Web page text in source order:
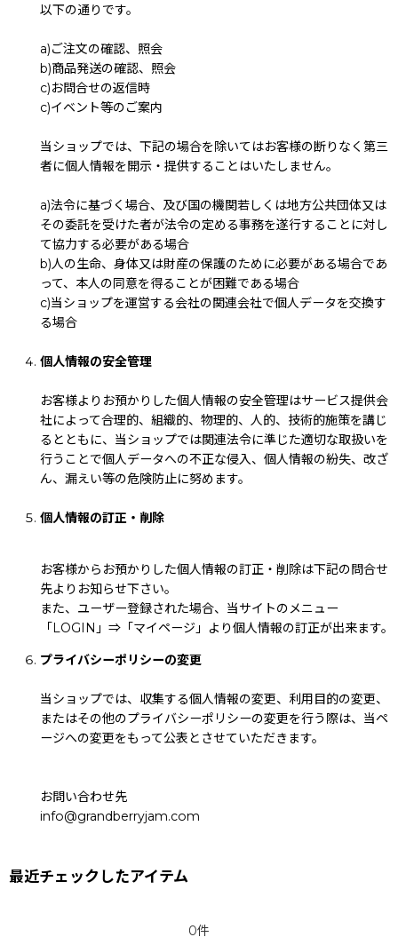
以下の通りです。
a)ご注文の確認、照会
b)商品発送の確認、照会
c)お問合せの返信時
c)イベント等のご案内
当ショップでは、下記の場合を除いてはお客様の断りなく第三
者に個人情報を開示・提供することはいたしません。
a)法令に基づく場合、及び国の機関若しくは地方公共団体又は
その委託を受けた者が法令の定める事務を遂行することに対し
て協力する必要がある場合
b)人の生命、身体又は財産の保護のために必要がある場合であ
って、本人の同意を得ることが困難である場合
c)当ショップを運営する会社の関連会社で個人データを交換す
る場合
個人情報の安全管理
お客様よりお預かりした個人情報の安全管理はサービス提供会
社によって合理的、組織的、物理的、人的、技術的施策を講じ
るとともに、当ショップでは関連法令に準じた適切な取扱いを
行うことで個人データへの不正な侵入、個人情報の紛失、改ざ
ん、漏えい等の危険防止に努めます。
個人情報の訂正・削除
お客様からお預かりした個人情報の訂正・削除は下記の問合せ
先よりお知らせ下さい。
また、ユーザー登録された場合、当サイトのメニュー
「LOGIN」⇒「マイページ」より個人情報の訂正が出来ます。
プライバシーポリシーの変更
当ショップでは、収集する個人情報の変更、利用目的の変更、
またはその他のプライバシーポリシーの変更を行う際は、当ペ
ージへの変更をもって公表とさせていただきます。
お問い合わせ先
info@grandberryjam.com
最近チェックしたアイテム
0件